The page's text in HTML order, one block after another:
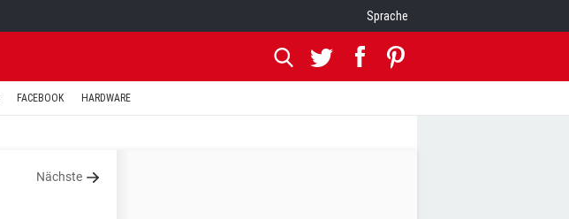
Sprache
FACEBOOK HARDWARE
Nächste